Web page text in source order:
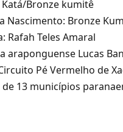
Bronze kumitê
Nascimento: Bronze
Rafah Teles Amaral
araponguense Lucas
Pé Vermelho de
13 municípios